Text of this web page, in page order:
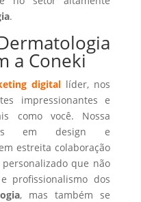
.
a Coneki
digital líder, nos
impressionantes e
como você. Nossa
em design e
estreita colaboração
que não
profissionalismo dos
, mas também se